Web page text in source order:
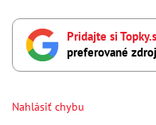
Pridajte si
preferované
Nahlásiť chybu